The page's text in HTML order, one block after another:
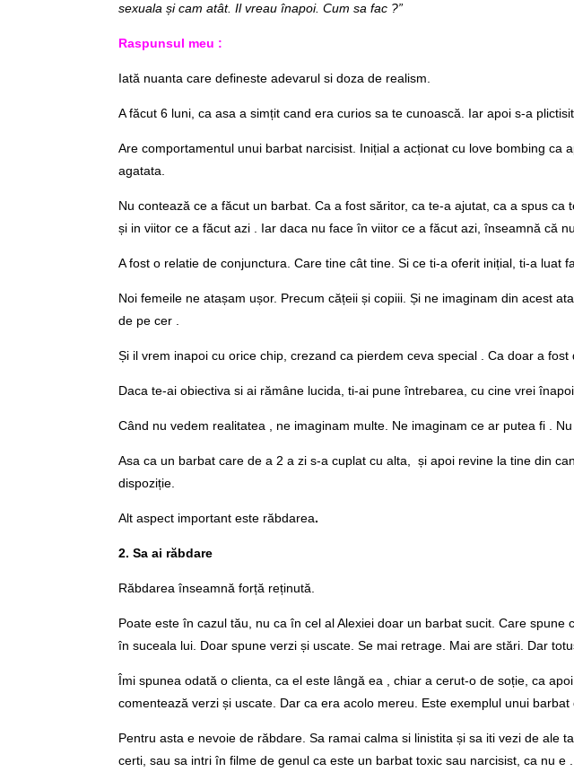
sexuala și cam atât. Il vreau înapoi. Cum sa fac ?”
Raspunsul meu :
Iată nuanta care defineste adevarul si doza de realism.
A făcut 6 luni, ca asa a simțit cand era curios sa te cunoască. Iar apoi s-a plictisit.
Are comportamentul unui barbat narcisist. Inițial a acționat cu love bombing
agatata.
Nu contează ce a făcut un barbat. Ca a fost săritor, ca te-a ajutat, ca a spus
și in viitor ce a făcut azi . Iar daca nu face în viitor ce a făcut azi, înseamnă că
A fost o relatie de conjunctura. Care tine cât tine. Si ce ti-a oferit inițial, ti-a luat
Noi femeile ne atașam ușor. Precum cățeii și copiii. Și ne imaginam din acest
de pe cer .
Și il vrem inapoi cu orice chip, crezand ca pierdem ceva special . Ca doar a fost
Daca te-ai obiectiva si ai rămâne lucida, ti-ai pune întrebarea, cu cine vrei
Când nu vedem realitatea , ne imaginam multe. Ne imaginam ce ar putea fi .
Asa ca un barbat care de a 2 a zi s-a cuplat cu alta, și apoi revine la tine din
dispoziție.
Alt aspect important este răbdarea.
2. Sa ai răbdare
Răbdarea înseamnă forță reținută.
Poate este în cazul tău, nu ca în cel al Alexiei doar un barbat sucit. Care
în suceala lui. Doar spune verzi și uscate. Se mai retrage. Mai are stări. Dar
Îmi spunea odată o clienta, ca el este lângă ea , chiar a cerut-o de soție, ca
comentează verzi și uscate. Dar ca era acolo mereu. Este exemplul unui
Pentru asta e nevoie de răbdare. Sa ramai calma si linistita și sa iti vezi de ale
certi, sau sa intri în filme de genul ca este un barbat toxic sau narcisist, ca nu e